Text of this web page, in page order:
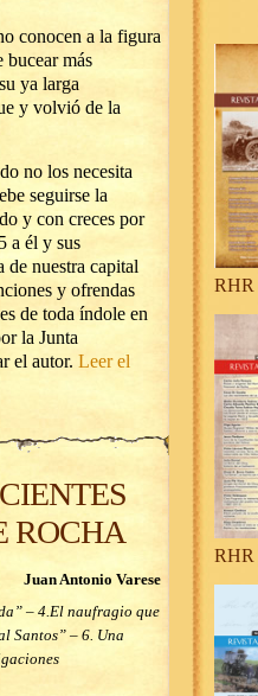
conocen a la figura
bucear más
ya larga
y volvió de la
no los necesita
seguirse la
y con creces por
a él y sus
de nuestra capital
y ofrendas
de toda índole en
la Junta
el autor. Leer el
ROCHA
Juan Antonio Varese
– 4.El naufragio que
Santos” – 6. Una
RHR
RHR